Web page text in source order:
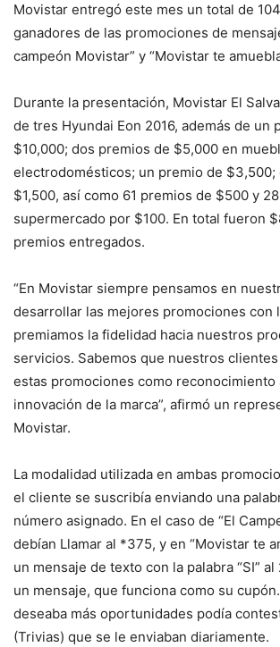
Movistar entregó este mes un total de
ganadores de las promociones de
campeón Movistar” y “Movistar te
Durante la presentación, Movistar El
de tres Hyundai Eon 2016, además de un
$10,000; dos premios de $5,000 en
electrodomésticos; un premio de $3,500;
$1,500, así como 61 premios de $500 y
supermercado por $100. En total fueron
premios entregados.
“En Movistar siempre pensamos en
desarrollar las mejores promociones con
premiamos la fidelidad hacia nuestros
servicios. Sabemos que nuestros
estas promociones como reconocimiento
innovación de la marca”, afirmó un
Movistar.
La modalidad utilizada en ambas
el cliente se suscribía enviando una
número asignado. En el caso de “El
debían Llamar al *375, y en “Movistar te
un mensaje de texto con la palabra “SI”
un mensaje, que funciona como su
deseaba más oportunidades podía
(Trivias) que se le enviaban diariamente.